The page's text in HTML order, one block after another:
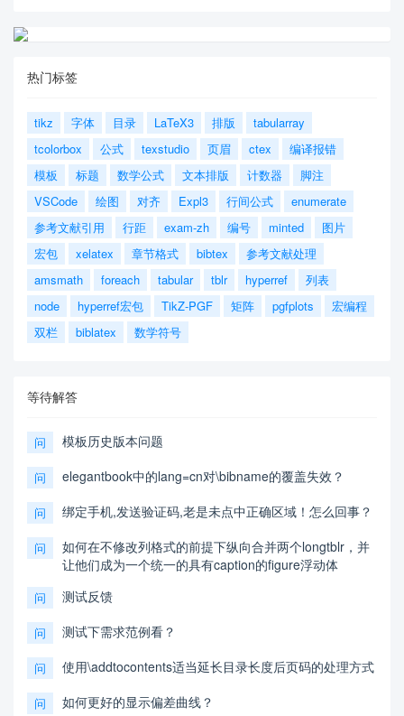
热门标签
tikz 字体 目录 LaTeX3 排版
tabularray
tcolorbox
公式 texstudio 页眉 ctex
编译报错
模板
标题 数学公式 文本排版 计数器
脚注
VSCode
绘图 对齐 Expl3 行间公式
enumerate
参考文献引用
行距 exam-zh 编号 minted
图片
宏包
xelatex 章节格式 bibtex
参考文献处理
amsmath
foreach tabular tblr hyperref
列表
node
hyperref宏包 TikZ-PGF 矩阵 pgfplots
宏编程
双栏
biblatex 数学符号
等待解答
问 模板历史版本问题
问 elegantbook中的lang=cn对\bibname的覆盖失效？
问 绑定手机,发送验证码,老是未点中正确区域！怎么回事？
问
如何在不修改列格式的前提下纵向合并两个longtblr，并
让他们成为一个统一的具有caption的figure浮动体
问 测试反馈
问 测试下需求范例看？
问 使用\addtocontents适当延长目录长度后页码的处理方式
问 如何更好的显示偏差曲线？